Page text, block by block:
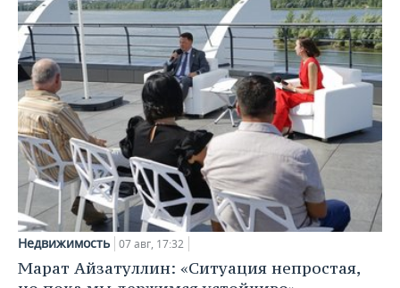
Недвижимость 07 авг, 17:32
Марат Айзатуллин: «Ситуация непростая,